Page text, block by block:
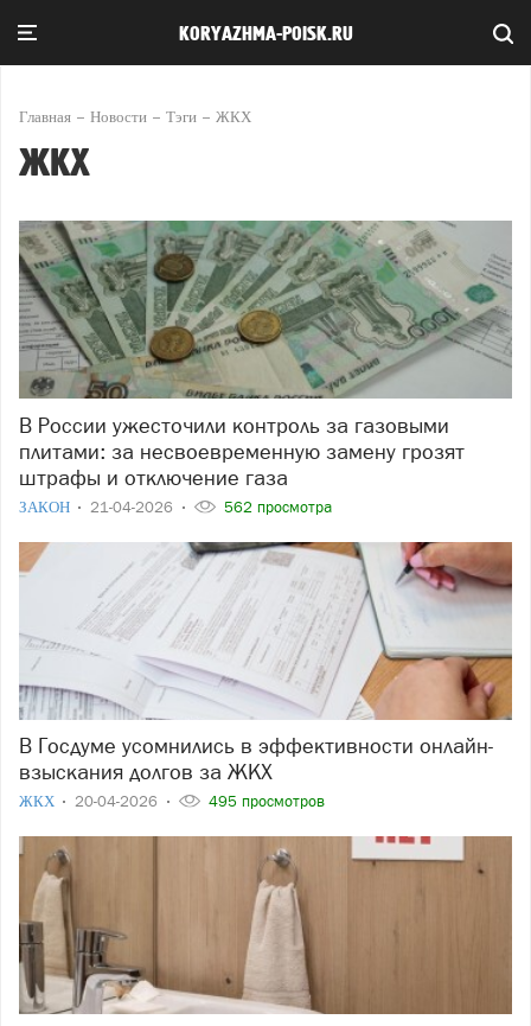
KORYAZHMA-POISK.RU
Главная Новости Тэги ЖКХ
ЖКХ
В России ужесточили контроль за газовыми
плитами: за несвоевременную замену грозят
штрафы и отключение газа
ЗАКОН 21-04-2026 562 просмотра
В Госдуме усомнились в эффективности онлайн-
взыскания долгов за ЖКХ
ЖКХ 20-04-2026 495 просмотров